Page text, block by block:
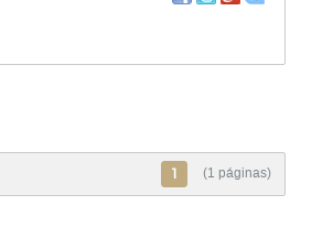
1 (1 páginas)